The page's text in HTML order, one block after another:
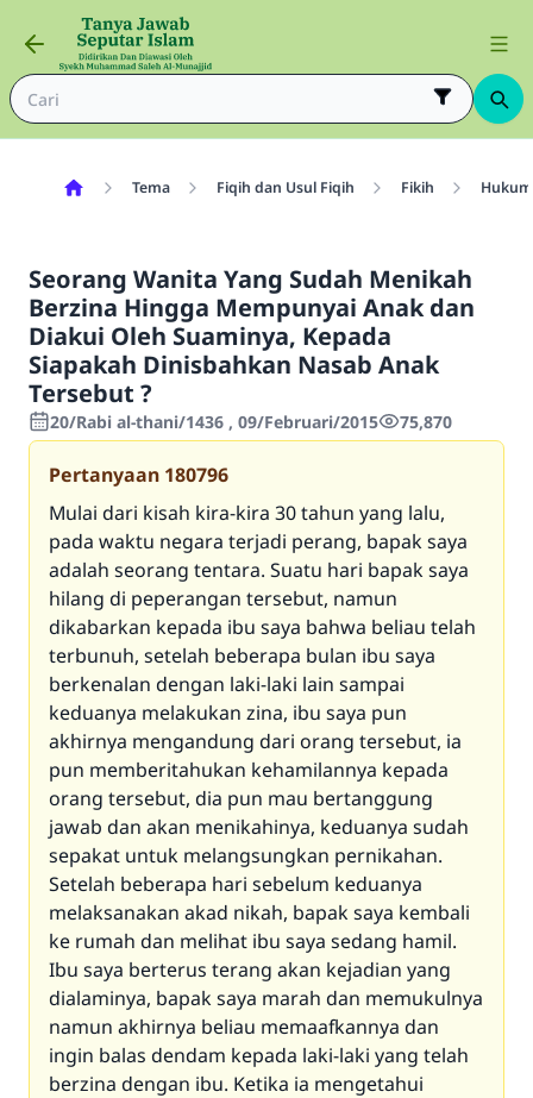
Tema Fiqih dan Usul Fiqih Fikih
Seorang Wanita Yang Sudah Menikah
Berzina Hingga Mempunyai Anak dan
Diakui Oleh Suaminya, Kepada
Siapakah Dinisbahkan Nasab Anak
Tersebut ?
20/Rabi al-thani/1436 , 09/Februari/2015 75,870
Pertanyaan 180796
Mulai dari kisah kira-kira 30 tahun yang lalu,
pada waktu negara terjadi perang, bapak saya
adalah seorang tentara. Suatu hari bapak saya
hilang di peperangan tersebut, namun
dikabarkan kepada ibu saya bahwa beliau telah
terbunuh, setelah beberapa bulan ibu saya
berkenalan dengan laki-laki lain sampai
keduanya melakukan zina, ibu saya pun
akhirnya mengandung dari orang tersebut, ia
pun memberitahukan kehamilannya kepada
orang tersebut, dia pun mau bertanggung
jawab dan akan menikahinya, keduanya sudah
sepakat untuk melangsungkan pernikahan.
Setelah beberapa hari sebelum keduanya
melaksanakan akad nikah, bapak saya kembali
ke rumah dan melihat ibu saya sedang hamil.
Ibu saya berterus terang akan kejadian yang
dialaminya, bapak saya marah dan memukulnya
namun akhirnya beliau memaafkannya dan
ingin balas dendam kepada laki-laki yang telah
berzina dengan ibu. Ketika ia mengetahui